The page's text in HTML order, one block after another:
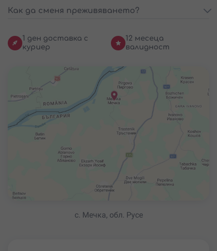
Как да сменя преживяването?
1 ден доставка с
куриер
12 месеца
валидност
с. Мечка, обл. Русе